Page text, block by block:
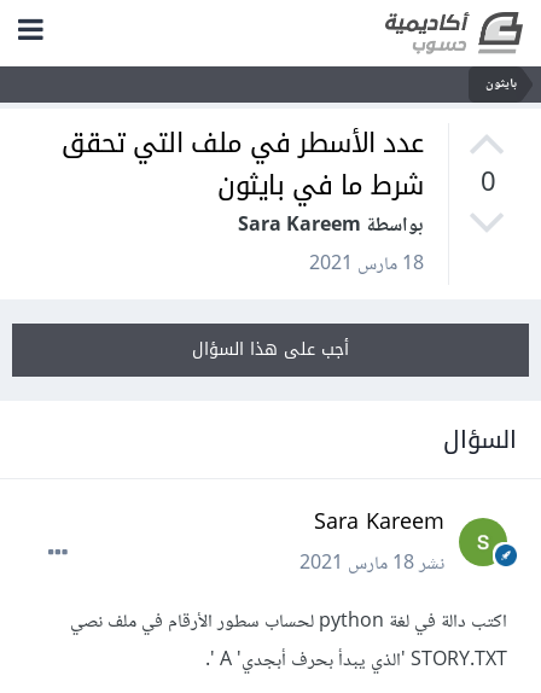
بايثون
0
عدد الأسطر في ملف التي تحقق
شرط ما في بايثون
بواسطة Sara Kareem
18 مارس 2021
أجب على هذا السؤال
السؤال
Sara Kareem
نشر18 مارس 2021
اكتب دالة في لغة python لحساب سطور الأرقام في ملف نصي
STORY.TXT 'الذي يبدأ بحرف أبجدي' A '.